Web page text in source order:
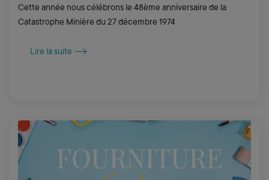
Cette année nous célébrons le 48ème anniversaire de la
Catastrophe Minière du 27 décembre 1974
Lire la suite